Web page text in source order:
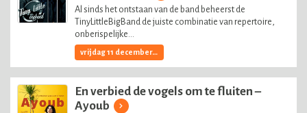
Al sinds het ontstaan van de band beheerst de
TinyLittleBigBand de juiste combinatie van repertoire,
onberispelijke...
vrijdag 11 december, 2026
En verbied de vogels om te fluiten –
Ayoub